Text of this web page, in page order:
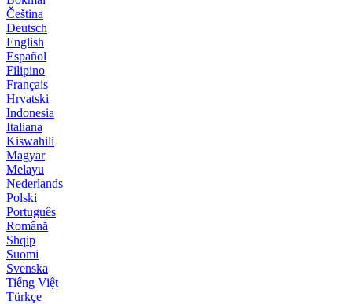
Čeština
Deutsch
English
Español
Filipino
Français
Hrvatski
Indonesia
Italiana
Kiswahili
Magyar
Melayu
Nederlands
Polski
Português
Română
Shqip
Suomi
Svenska
Tiếng Việt
Türkçe